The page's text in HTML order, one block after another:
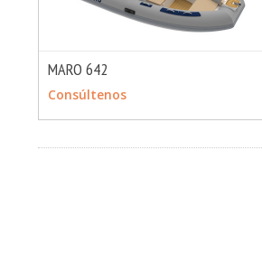
MARO 642
Consúltenos